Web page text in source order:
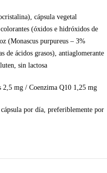
cápsula vegetal
(óxidos e hidróxidos de
(Monascus purpureus – 3%
de ácidos grasos), antiaglomerante
sin lactosa
2,5 mg / Coenzima Q10 1,25 mg
cápsula por día, preferiblemente por